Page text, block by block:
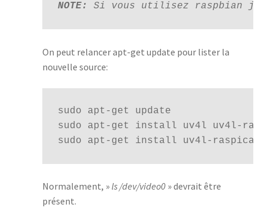
NOTE:
Si vous utilisez raspbian
On peut relancer apt-get update pour lister la
nouvelle source:
sudo apt-get update
sudo apt-get install uv4l uv4l-
sudo apt-get install uv4l-
Normalement, »ls /dev/video0» devrait être
présent.